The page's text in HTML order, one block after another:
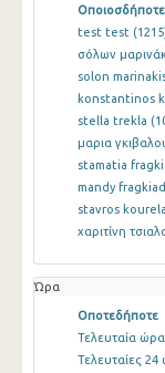
test test
σόλων
solon
konstantinos
stella trekla
μαρια
stamatia
mandy
stavros
χαριτίνη
Ώρα
Οποτεδήποτε
Τελευταία ώρα
Τελευταίες 24